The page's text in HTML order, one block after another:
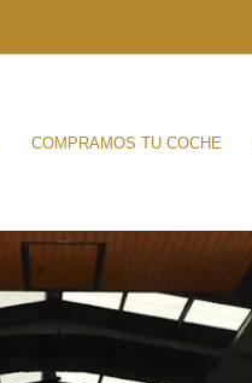
COMPRAMOS TU COCHE